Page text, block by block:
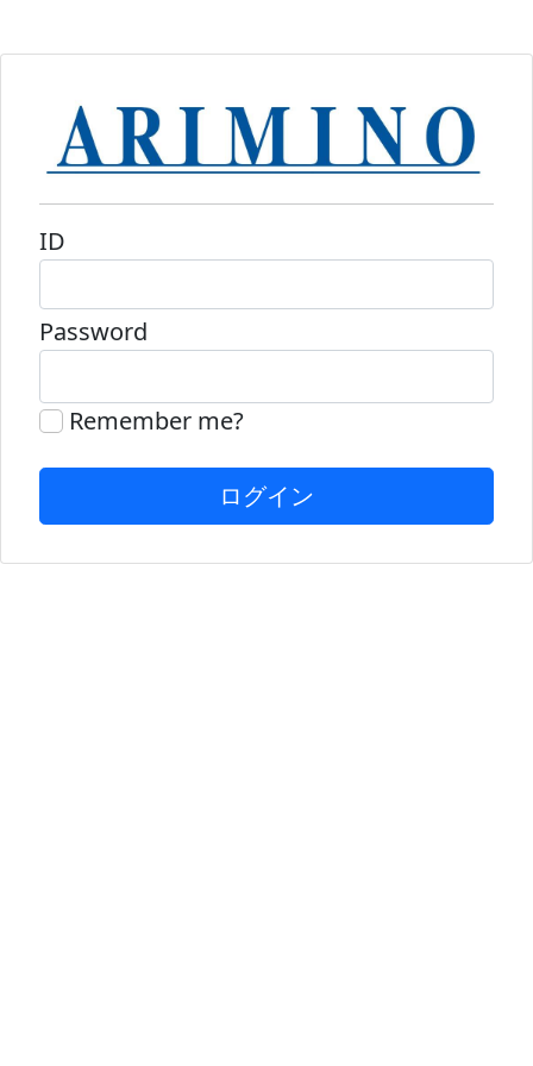
ID
Password
Remember me?
ログイン